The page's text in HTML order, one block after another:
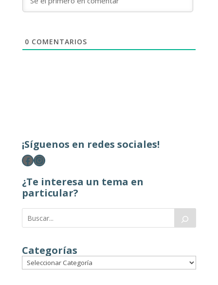
0 COMENTARIOS
¡Síguenos en redes sociales!
Facebook
Instagram
¿Te interesa un tema en
particular?
Categorías